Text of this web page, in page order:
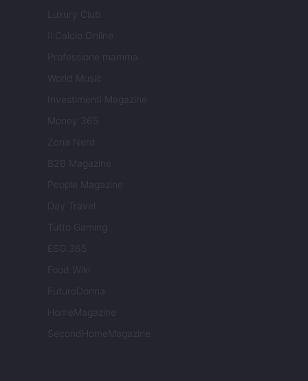
Luxury Club
Il Calcio Online
Professione mamma
World Music
Investimenti Magazine
Money 365
Zona Nerd
B2B Magazine
People Magazine
Day Travel
Tutto Gaming
ESG 365
Food Wiki
FuturoDonna
HomeMagazine
SecondHomeMagazine